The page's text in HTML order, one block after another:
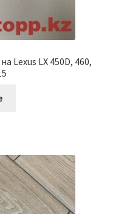
Lexus LX 450D, 460,